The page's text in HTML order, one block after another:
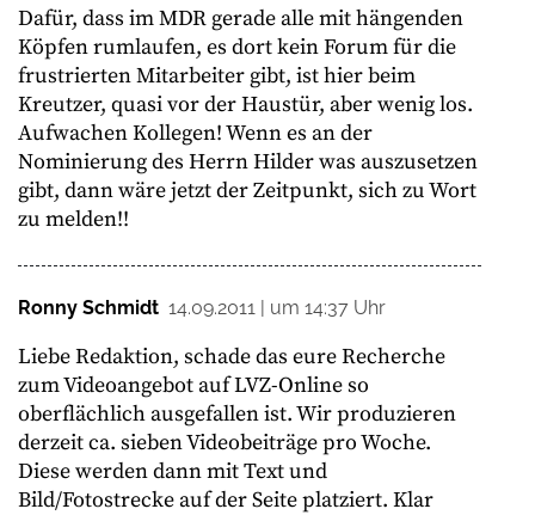
Dafür, dass im MDR gerade alle mit hängenden
Köpfen rumlaufen, es dort kein Forum für die
frustrierten Mitarbeiter gibt, ist hier beim
Kreutzer, quasi vor der Haustür, aber wenig los.
Aufwachen Kollegen! Wenn es an der
Nominierung des Herrn Hilder was auszusetzen
gibt, dann wäre jetzt der Zeitpunkt, sich zu Wort
zu melden!!
Ronny Schmidt 14.09.2011 | um 14:37 Uhr
Liebe Redaktion, schade das eure Recherche
zum Videoangebot auf LVZ-Online so
oberflächlich ausgefallen ist. Wir produzieren
derzeit ca. sieben Videobeiträge pro Woche.
Diese werden dann mit Text und
Bild/Fotostrecke auf der Seite platziert. Klar